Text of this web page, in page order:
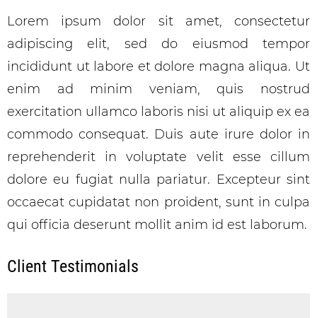
Lorem ipsum dolor sit amet, consectetur
adipiscing elit, sed do eiusmod tempor
incididunt ut labore et dolore magna aliqua. Ut
enim ad minim veniam, quis nostrud
exercitation ullamco laboris nisi ut aliquip ex ea
commodo consequat. Duis aute irure dolor in
reprehenderit in voluptate velit esse cillum
dolore eu fugiat nulla pariatur. Excepteur sint
occaecat cupidatat non proident, sunt in culpa
qui officia deserunt mollit anim id est laborum.
Client Testimonials